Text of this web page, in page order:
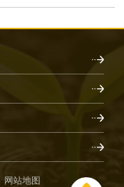
网站地图